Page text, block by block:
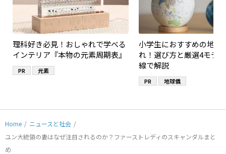
理科好き必見！おしゃれで学べる
インテリア『本物の元素周期表』
PR 元素
小学生におすすめの地球
れ！選び方と厳選4モデ
線で解説
PR 地球儀
Home / ニュースと社会 /
ユン大統領の妻はなぜ注目されるのか？ファーストレディのスキャンダルまと
め